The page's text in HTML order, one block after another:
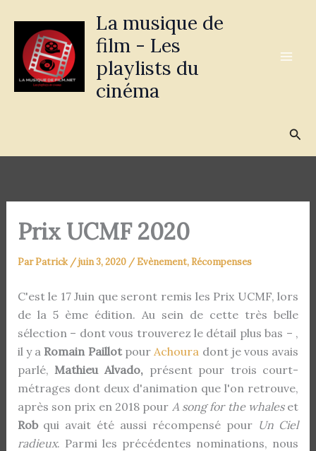
contenu
La musique de
film - Les
playlists du
cinéma
Prix UCMF 2020
ParPatrick /juin 3, 2020 /Evènement,Récompenses
C'est le 17 Juin que seront remis les Prix UCMF, lors
de la 5 ème édition. Au sein de cette très belle
sélection – dont vous trouverez le détail plus bas – ,
il y a Romain Paillotpour Achoura dont je vous avais
parlé, Mathieu Alvado, présent pour trois court-
métrages dont deux d'animation que l'on retrouve,
après son prix en 2018 pour A song for the whales et
Rob qui avait été aussi récompensé pour Un Ciel
radieux. Parmi les précédentes nominations, nous